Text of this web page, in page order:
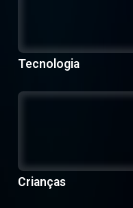
Tecnologia
Crianças